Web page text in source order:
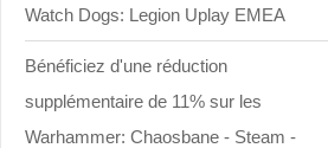
Watch Dogs: Legion Uplay EMEA
Bénéficiez d'une réduction
supplémentaire de 11% sur les
Warhammer: Chaosbane - Steam -